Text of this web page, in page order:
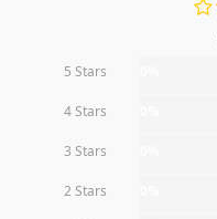
5 Stars
4 Stars
3 Stars
2 Stars